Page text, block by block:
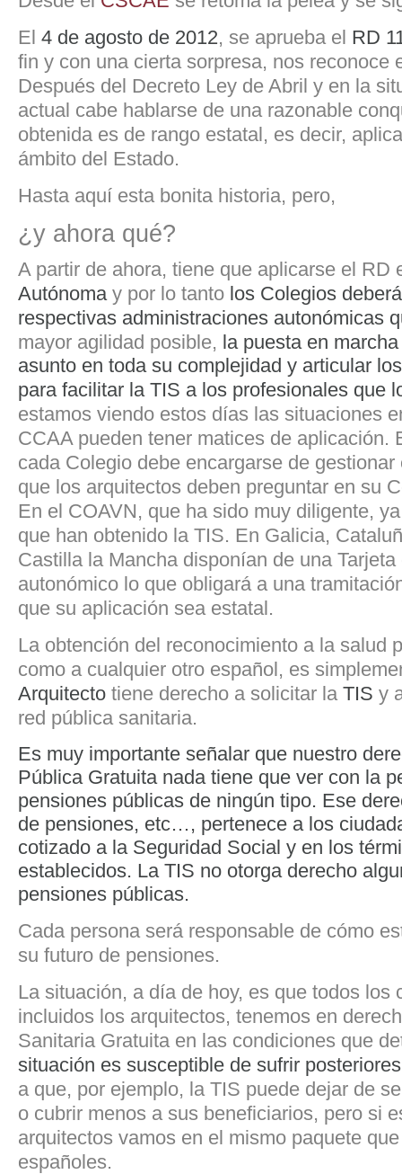
El 4 de agosto de 2012, se aprueba el RD
fin y con una cierta sorpresa, nos reconoce
Después del Decreto Ley de Abril y en la
actual cabe hablarse de una razonable
obtenida es de rango estatal, es decir,
ámbito del Estado.
Hasta aquí esta bonita historia, pero,
¿y ahora qué?
A partir de ahora, tiene que aplicarse el RD
Autónoma y por lo tanto los Colegios
respectivas administraciones autonómicas
mayor agilidad posible, la puesta en
asunto en toda su complejidad y articular
para facilitar la TIS a los profesionales que
estamos viendo estos días las situaciones
CCAA pueden tener matices de aplicación.
cada Colegio debe encargarse de
que los arquitectos deben preguntar en su
En el COAVN, que ha sido muy diligente,
que han obtenido la TIS. En Galicia,
Castilla la Mancha disponían de una Tarjeta
autonómico lo que obligará a una
que su aplicación sea estatal.
La obtención del reconocimiento a la salud
como a cualquier otro español, es
Arquitecto tiene derecho a solicitar la TIS y
red pública sanitaria.
Es muy importante señalar que nuestro
Pública Gratuita nada tiene que ver con la
pensiones públicas de ningún tipo. Ese
de pensiones, etc…, pertenece a los
cotizado a la Seguridad Social y en los
establecidos. La TIS no otorga derecho
pensiones públicas.
Cada persona será responsable de cómo
su futuro de pensiones.
La situación, a día de hoy, es que todos los
incluidos los arquitectos, tenemos en
Sanitaria Gratuita en las condiciones que
situación es susceptible de sufrir
a que, por ejemplo, la TIS puede dejar de
o cubrir menos a sus beneficiarios, pero si
arquitectos vamos en el mismo paquete
españoles.